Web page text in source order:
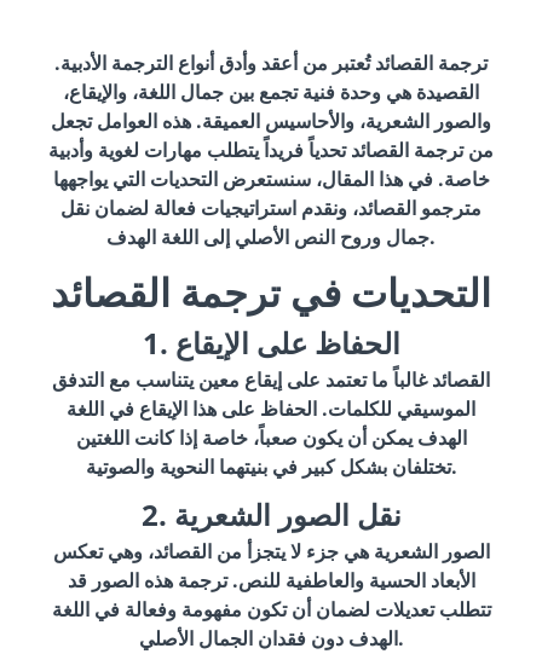
ترجمة القصائد تُعتبر من أعقد وأدق أنواع الترجمة الأدبية.
القصيدة هي وحدة فنية تجمع بين جمال اللغة، والإيقاع،
والصور الشعرية، والأحاسيس العميقة. هذه العوامل تجعل
من ترجمة القصائد تحدياً فريداً يتطلب مهارات لغوية وأدبية
خاصة. في هذا المقال، سنستعرض التحديات التي يواجهها
مترجمو القصائد، ونقدم استراتيجيات فعالة لضمان نقل
جمال وروح النص الأصلي إلى اللغة الهدف.
التحديات في ترجمة القصائد
1. الحفاظ على الإيقاع
القصائد غالباً ما تعتمد على إيقاع معين يتناسب مع التدفق
الموسيقي للكلمات. الحفاظ على هذا الإيقاع في اللغة
الهدف يمكن أن يكون صعباً، خاصة إذا كانت اللغتين
تختلفان بشكل كبير في بنيتهما النحوية والصوتية.
2. نقل الصور الشعرية
الصور الشعرية هي جزء لا يتجزأ من القصائد، وهي تعكس
الأبعاد الحسية والعاطفية للنص. ترجمة هذه الصور قد
تتطلب تعديلات لضمان أن تكون مفهومة وفعالة في اللغة
الهدف دون فقدان الجمال الأصلي.